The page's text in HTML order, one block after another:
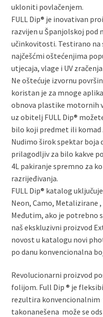
ukloniti povlačenjem.
FULL Dip® je inovativan
razvijen u Španjolskoj
učinkovitosti. Testirano na
najčešćmi oštećenjima
utjecaja, vlage i UV
Ne oštećuje izvornu
koristan je za mnoge
obnova plastike motornih
uz obitelj FULL Dip®
bilo koji predmet ili komad .
Nudimo širok spektar
prilagodljiv za bilo kakve
4L pakiranje spremno za
razrijeđivanja.
FULL Dip® katalog
Neon, Camo, Metalizirane
Međutim, ako je potrebno
naš ekskluzivni proizvod
novost u katalogu novi
po danu konvencionalna
Revolucionarni proizvod
folijom. Full Dip ® je
rezultira
takonanešena može se